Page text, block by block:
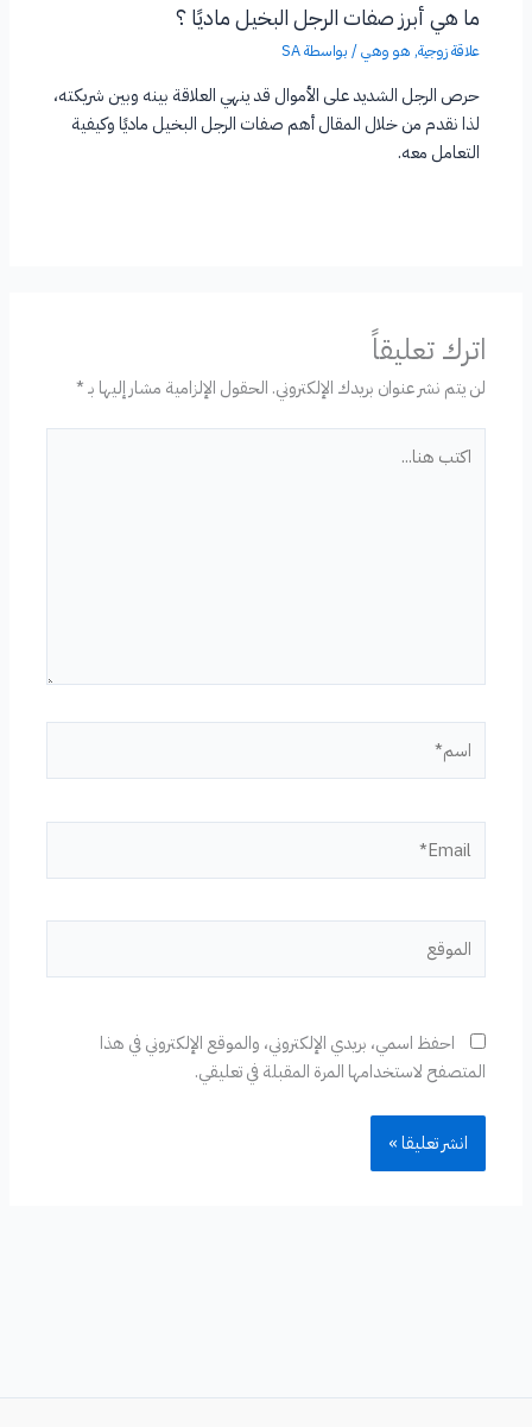
ما هي أبرز صفات الرجل البخيل ماديًا ؟
علاقة زوجية, هو وهي/ بواسطةSA
حرص الرجل الشديد على الأموال قد ينهي العلاقة بينه وبين شريكته،
لذا نقدم من خلال المقال أهم صفات الرجل البخيل ماديًا وكيفية
التعامل معه.
اترك تعليقاً
لن يتم نشر عنوان بريدك الإلكتروني. الحقول الإلزامية مشار إليها بـ*
هنا...
احفظ اسمي، بريدي الإلكتروني، والموقع الإلكتروني في هذا
المتصفح لاستخدامها المرة المقبلة في تعليقي.